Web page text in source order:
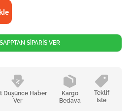
Düşünce Haber
Ver
Kargo
Bedava
Teklif
İste
SİPARİŞ VER